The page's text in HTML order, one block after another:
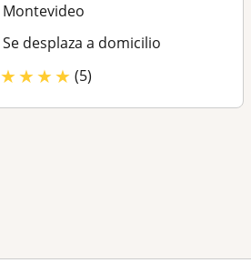
Montevideo
Se desplaza a domicilio
★★★★ (5)